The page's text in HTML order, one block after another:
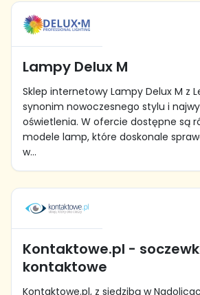
Lampy Delux M
Sklep internetowy Lampy Delux M z
synonim nowoczesnego stylu i
oświetlenia. W ofercie dostępne są
modele lamp, które doskonale
w...
Kontaktowe.pl -
kontaktowe
Kontaktowe.pl, z siedzibą w